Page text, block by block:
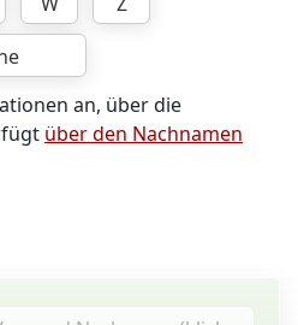
an, über die
über den Nachnamen